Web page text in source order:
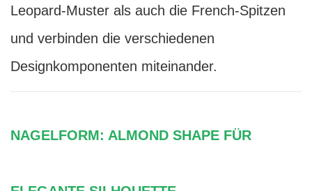
Leopard-Muster als auch die French-Spitzen
und verbinden die verschiedenen
Designkomponenten miteinander.
NAGELFORM: ALMOND SHAPE FÜR